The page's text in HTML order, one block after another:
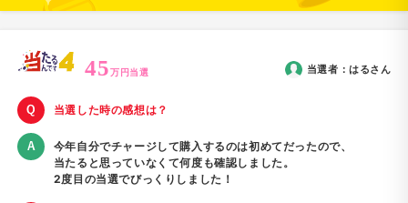
45万円当選 当選者：はるさん
当選した時の感想は？
今年自分でチャージして購入するのは初めてだったので、
当たると思っていなくて何度も確認しました。
2度目の当選でびっくりしました！